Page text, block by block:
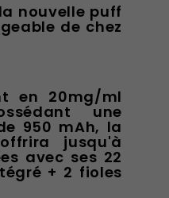
nouvelle puff
de chez
en 20mg/ml
une
950 mAh, la
jusqu'à
avec ses 22
+ 2 fioles